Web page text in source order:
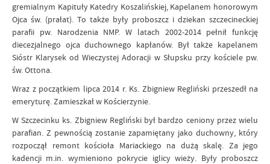
gremialnym Kapituły Katedry Koszalińskiej, Kapelanem honorowym
Ojca św. (prałat). To także były proboszcz i dziekan szczecineckiej
parafii pw. Narodzenia NMP. W latach 2002-2014 pełnił funkcję
diecezjalnego ojca duchownego kapłanów. Był także kapelanem
Sióstr Klarysek od Wieczystej Adoracji w Słupsku przy kościele pw.
św. Ottona.
Wraz z początkiem lipca 2014 r. Ks. Zbigniew Regliński przeszedł na
emeryturę. Zamieszkał w Kościerzynie.
W Szczecinku ks. Zbigniew Regliński był bardzo ceniony przez wielu
parafian. Z pewnością zostanie zapamiętany jako duchowny, który
rozpoczął remont kościoła Mariackiego na dużą skalę. Za jego
kadencji m.in. wymieniono pokrycie iglicy wieży. Były proboszcz